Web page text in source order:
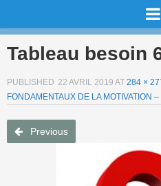
Tableau besoin
PUBLISHED 22 AVRIL 2019 AT 284 ×
FONDAMENTAUX DE LA MOTIVATION
Previous